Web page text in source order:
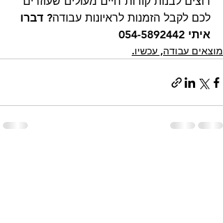
לכם לקבל הזמנות לראיונות עבודה? דברו
איתי 054-5892442
מוצאים עבודה, עכשיו.